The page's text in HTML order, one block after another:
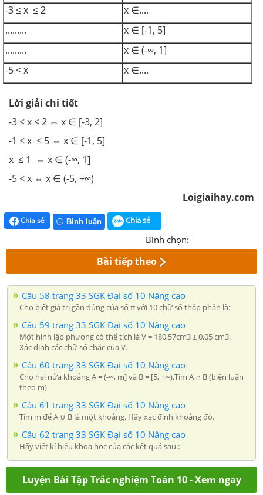
-3 ≤ x ≤ 2
x ∈....
.........
x ∈ [-1, 5]
.........
x ∈ (-∞, 1]
-5 < x
x ∈....
Lời giải chi tiết
-3 ≤ x ≤ 2 ⇔ x ∈ [-3, 2]
-1 ≤ x ≤ 5 ⇔ x ∈ [-1, 5]
x ≤ 1 ⇔ x ∈ (-∞, 1]
-5 < x ⇔ x ∈ (-5, +∞)
Loigiaihay.com
Chia sẻ Bình luận Chia sẻ
Bình chọn:
Bài tiếp theo
Câu 58 trang 33 SGK Đại số 10 Nâng cao
Cho biết giá trị gần đúng của số π với 10 chữ số thập phân là:
Câu 59 trang 33 SGK Đại số 10 Nâng cao
Một hình lập phương có thể tích là V = 180,57cm3 ± 0,05 cm3.
Xác định các chữ số chắc của V.
Câu 60 trang 33 SGK Đại số 10 Nâng cao
Cho hai nửa khoảng A = (-∞, m] và B = [5, +∞).Tìm A ∩ B (biện luận
theo m)
Câu 61 trang 33 SGK Đại số 10 Nâng cao
Tìm m để A ∪ B là một khoảng. Hãy xác định khoảng đó.
Câu 62 trang 33 SGK Đại số 10 Nâng cao
Hãy viết kí hiệu khoa học của các kết quả sau :
Luyện Bài Tập Trắc nghiệm Toán 10 - Xem ngay